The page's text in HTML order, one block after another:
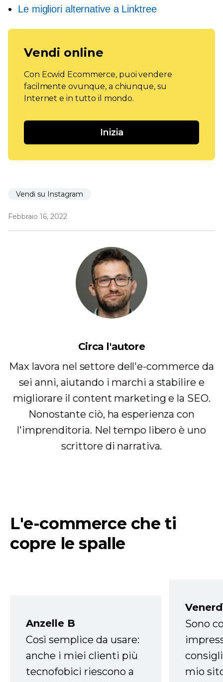
Le migliori alternative a Linktree
Vendi online
Con Ecwid Ecommerce, puoi vendere
facilmente ovunque, a chiunque, su
Internet e in tutto il mondo.
Inizia
Vendi su Instagram
Febbraio 16, 2022
Circa l'autore
Max lavora nel settore dell'e-commerce da
sei anni, aiutando i marchi a stabilire e
migliorare il content marketing e la SEO.
Nonostante ciò, ha esperienza con
l'imprenditoria. Nel tempo libero è uno
scrittore di narrativa.
L'e-commerce che ti
copre le spalle
Anzelle B
Così semplice da usare:
anche i miei clienti più
tecnofobici riescono a
Sono
mio